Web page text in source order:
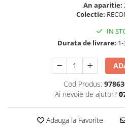
Medicina Pentru Toti
Starea de bine
Terapii Alternative
Beletristica
Biografii, Memorii, Jurnale
An aparitie:
Colectie:
IN
Durata de livrare:
Cod Produs:
Ai nevoie de ajutor?
Adauga la Favorite